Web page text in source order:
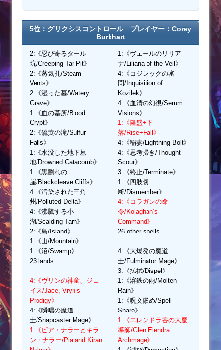
5位：グリクシスコントロール プレイヤー：Corey
Burkhart
2:《忍び寄るタール
坑/Creeping Tar Pit》
2:《蒸気孔/Steam
Vents》
2:《湿った墓/Watery
Grave》
1:《血の墓所/Blood
Crypt》
2:《硫黄の滝/Sulfur
Falls》
1:《水没した地下墓
地/Drowned Catacomb》
1:《黒割れの
崖/Blackcleave Cliffs》
4:《汚染された三角
州/Polluted Delta》
4:《沸騰する小
湖/Scalding Tarn》
2:《島/Island》
1:《山/Mountain》
1:《沼/Swamp》
23 lands
4:《ヴリンの神童、ジェ
イス/Jace, Vryn’s
Prodigy》
4:《瞬唱の魔道
士/Snapcaster Mage》
1:《ピア・ナラーとキラ
ン・ナラー/Pia and Kiran
1:《ヴェールのリリア
ナ/Liliana of the Veil》
4:《コジレックの審
問/Inquisition of
Kozilek》
4:《血清の幻視/Serum
Visions》
1:《隆盛+下
落/Rise+Fall》
4:《稲妻/Lightning Bolt》
4:《思考掃き/Thought
Scour》
3:《終止/Terminate》
1:《四肢切
断/Dismember》
4:《コラガンの命
令/Kolaghan’s
Command》
26 other spells
4:《大爆発の魔道
士/Fulminator Mage》
3:《払拭/Dispel》
1:《溶鉄の雨/Molten
Rain》
1:《呪文嵌め/Spell
Snare》
1:《エレンドラ谷の大魔
導師/Glen Elendra
Archmage》